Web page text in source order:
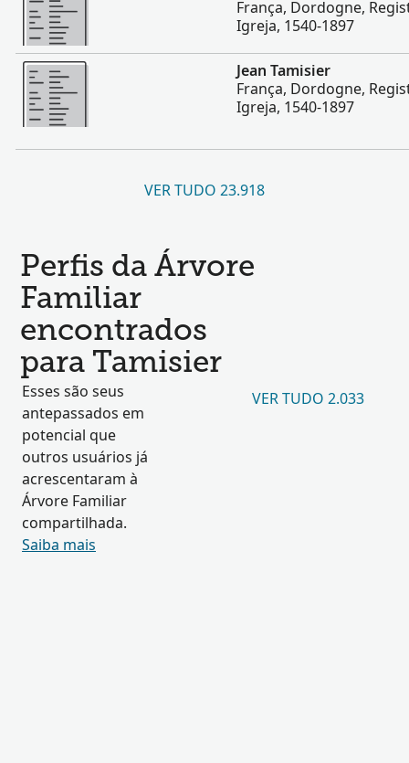
França, Dordogne,
Igreja, 1540-1897
Mais
Jean Tamisier
França, Dordogne,
Igreja, 1540-1897
VER TUDO 23.918
Perfis da Árvore
Familiar
encontrados
para Tamisier
Esses são seus
antepassados em
potencial que
outros usuários já
acrescentaram à
Árvore Familiar
compartilhada.
Saiba mais
VER TUDO 2.033